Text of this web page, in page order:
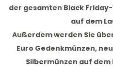
der gesamten Black
auf dem
Außerdem werden Sie
Euro Gedenkmünzen,
Silbermünzen auf